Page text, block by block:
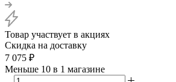
Товар участвует в акциях
Скидка на доставку
7 075 ₽
Меньше 10 в 1 магазине